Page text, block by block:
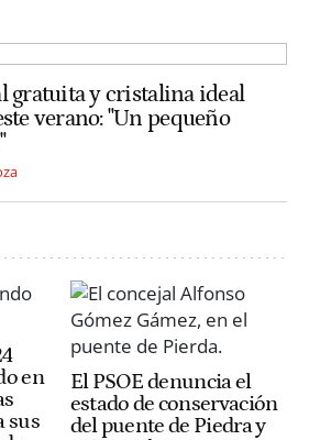
gratuita y cristalina ideal
verano: "Un pequeño
en
sus
El PSOE denuncia el
estado de conservación
del puente de Piedra y